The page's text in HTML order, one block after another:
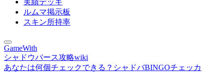
実績デッキ
ルムマ掲示板
スキン所持率
GameWith
シャドウバース攻略wiki
あなたは何個チェックできる？シャドバBINGOチェッカ